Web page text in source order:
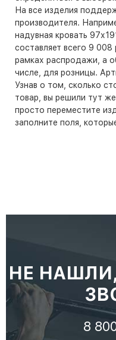
На все изделия
производителя.
надувная кровать
составляет всего 9
рамках распродажи, а
числе, для розницы.
Узнав о том, сколько
товар, вы решили тут
просто переместите
заполните поля,
НЕ
8